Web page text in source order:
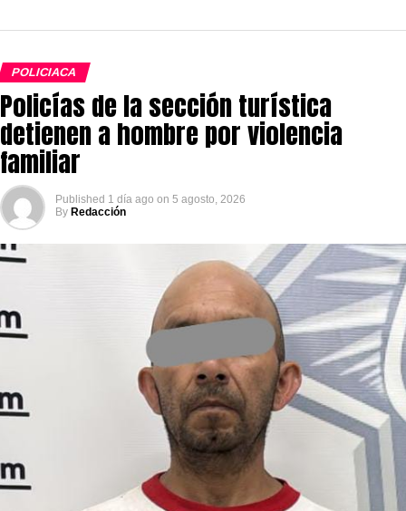
POLICIACA
Policías de la sección turística
detienen a hombre por violencia
familiar
Published 1 día ago on 5 agosto, 2026
By Redacción